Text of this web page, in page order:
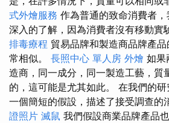
式外燴服務 作為普通的致命消費者
深入的了解，因為消費者沒有移動實
排毒療程 貿易品牌和製造商品牌產
常相似。 長照中心 單人房 外燴 如果
造商，同一成分，同一製造工藝，質
的，這可能是尤其如此。 在我們的
一個簡短的假設，描述了接受調查的
證照片 滅鼠 我們假設商業品牌產品